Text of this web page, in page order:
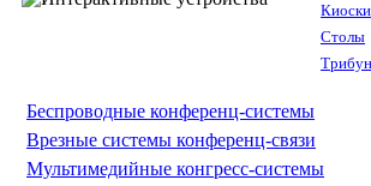
Киоски
Столы
Беспроводные конференц-системы
Врезные системы конференц-связи
Мультимедийные конгресс-системы